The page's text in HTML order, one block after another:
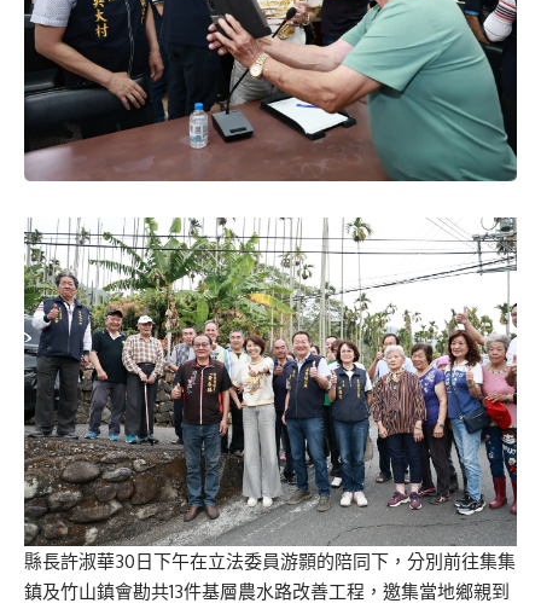
縣長許淑華30日下午在立法委員游顥的陪同下，分別前往集集
鎮及竹山鎮會勘共13件基層農水路改善工程，邀集當地鄉親到